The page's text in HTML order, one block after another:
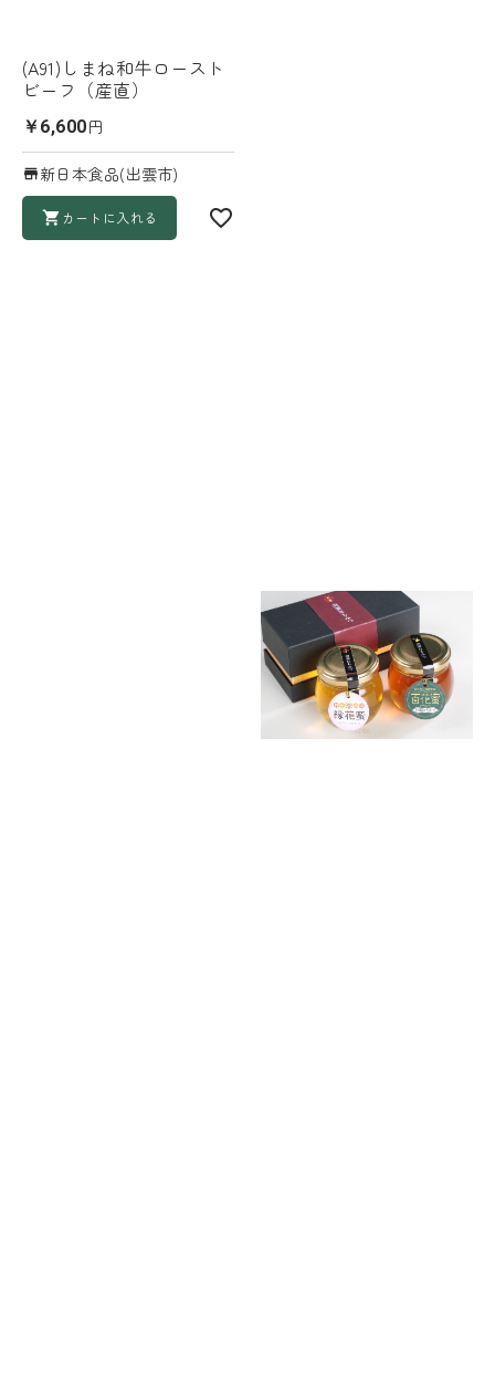
(A91)しまね和牛ロースト
ビーフ（産直）
￥6,600円
新日本食品(出雲市)
カートに入れる